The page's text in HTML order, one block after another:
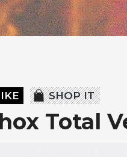
SHOP IT
Total